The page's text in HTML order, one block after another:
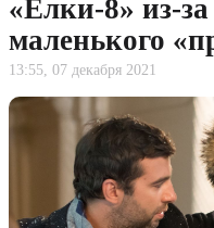
«Ёлки-8» из-
маленького
13:55, 07 декабря 2021